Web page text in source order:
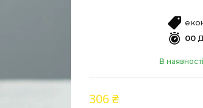
00
В наявності
306 ₴